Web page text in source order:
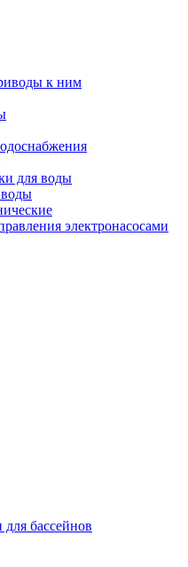
к ним
для воды
электронасосами
бассейнов